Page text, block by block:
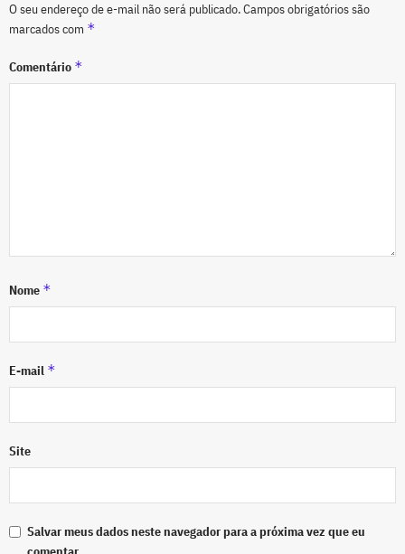
O seu endereço de e-mail não será publicado.Campos obrigatórios são
marcados com *
Comentário *
Nome *
E-mail *
Site
Salvar meus dados neste navegador para a próxima vez que eu